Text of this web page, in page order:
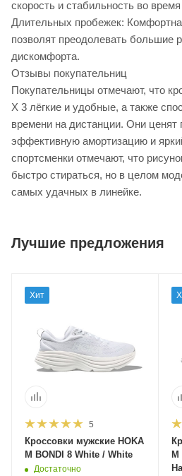
скорость и стабильность во
Длительных пробежек:
позволят преодолевать большие
дискомфорта.
Отзывы покупательниц
Покупательницы отмечают, что
X 3 лёгкие и удобные, а также
времени на дистанции. Они ценят
эффективную амортизацию и
спортсменки отмечают, что
быстро стираться, но в целом
самых удачных в линейке.
Лучшие предложения
Хит
5
Кроссовки мужские HOKA
M BONDI 8 White / White
Достаточно